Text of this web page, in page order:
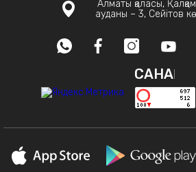
Алматы қаласы,
ауданы – 3, Сейітов
САНАҚ